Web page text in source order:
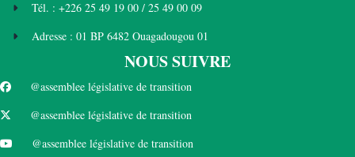
Tél. : +226 25 49 19 00 / 25 49 00 09
Adresse : 01 BP 6482 Ouagadougou 01
NOUS SUIVRE
@assemblee législative de transition
@assemblee législative de transition
@assemblee législative de transition